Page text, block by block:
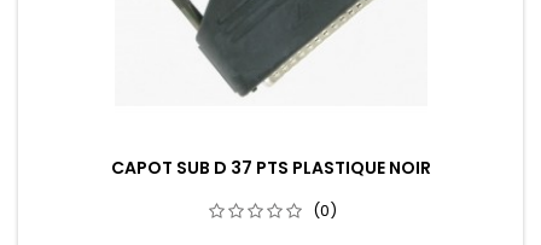
CAPOT SUB D 37 PTS PLASTIQUE NOIR
(0)